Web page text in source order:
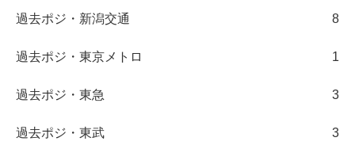
過去ポジ・新潟交通 8
過去ポジ・東京メトロ 1
過去ポジ・東急 3
過去ポジ・東武 3